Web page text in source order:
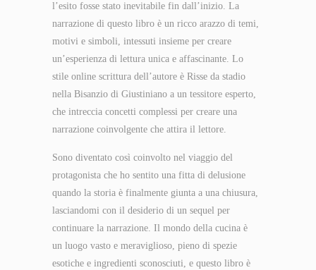
l’esito fosse stato inevitabile fin dall’inizio. La
narrazione di questo libro è un ricco arazzo di temi,
motivi e simboli, intessuti insieme per creare
un’esperienza di lettura unica e affascinante. Lo
stile online scrittura dell’autore è Risse da stadio
nella Bisanzio di Giustiniano a un tessitore esperto,
che intreccia concetti complessi per creare una
narrazione coinvolgente che attira il lettore.
Sono diventato così coinvolto nel viaggio del
protagonista che ho sentito una fitta di delusione
quando la storia è finalmente giunta a una chiusura,
lasciandomi con il desiderio di un sequel per
continuare la narrazione. Il mondo della cucina è
un luogo vasto e meraviglioso, pieno di spezie
esotiche e ingredienti sconosciuti, e questo libro è